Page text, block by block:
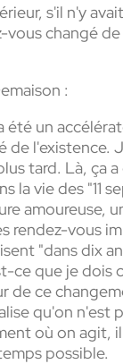
s'il n'y avait
vous changé
:
été un
de l'existence.
tard. Là, ça
la vie des "11
amoureuse,
rendez-vous
"dans dix
ce que je dois
de ce
qu'on n'est
où on agit,
possible.